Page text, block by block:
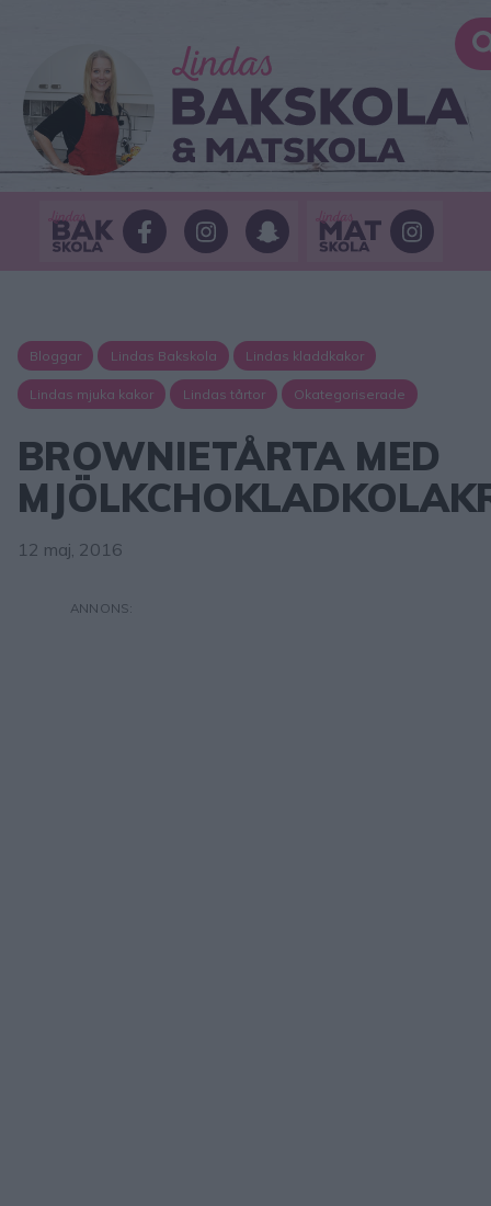
Bloggar Lindas Bakskola Lindas kladdkakor
Lindas mjuka kakor Lindas tårtor Okategoriserade
BROWNIETÅRTA MED
12 maj, 2016